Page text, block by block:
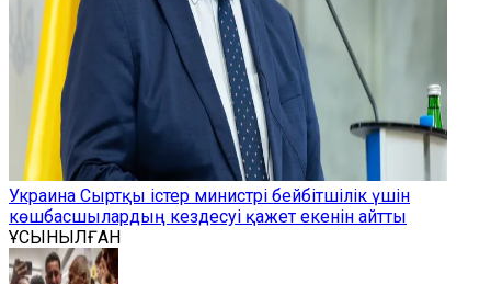
Украина Сыртқы істер министрі бейбітшілік үшін
көшбасшылардың кездесуі қажет екенін айтты
ҰСЫНЫЛҒАН